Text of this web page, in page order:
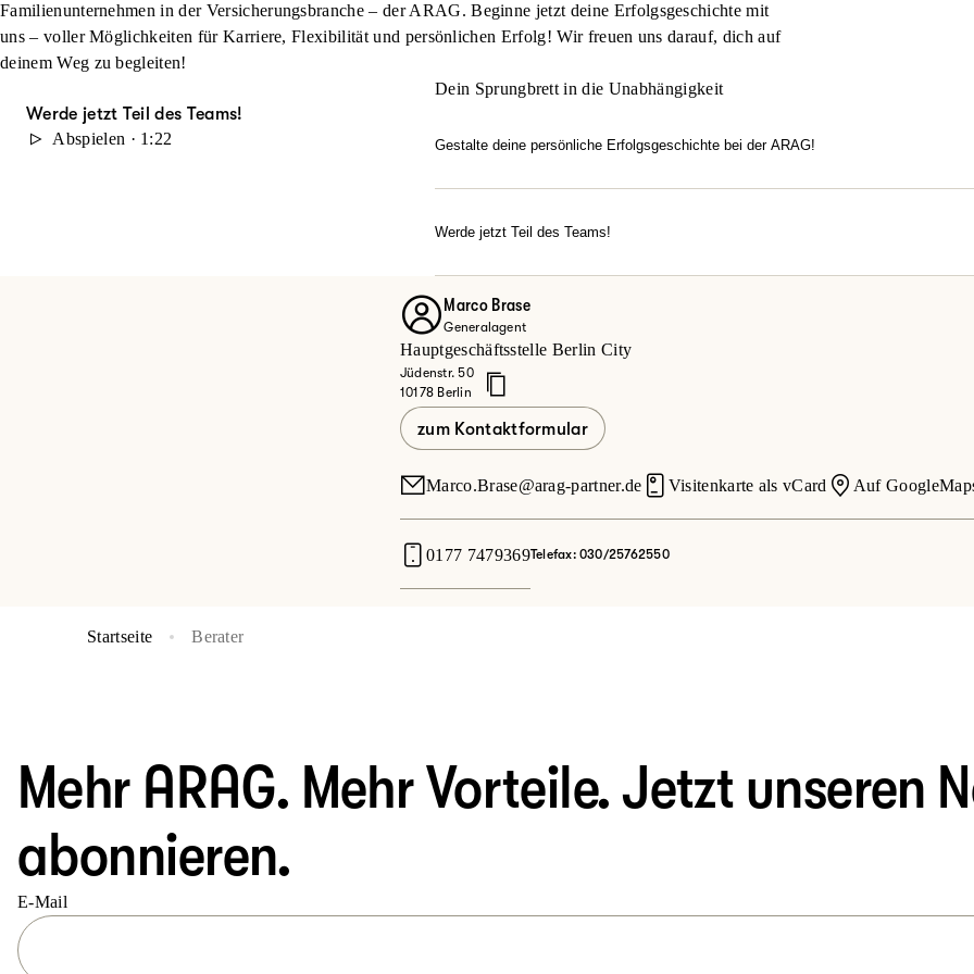
Familienunternehmen in der Versicherungsbranche – der ARAG. Beginne jetzt deine Erfolgsgeschichte mit
uns – voller Möglichkeiten für Karriere, Flexibilität und persönlichen Erfolg! Wir freuen uns darauf, dich auf
deinem Weg zu begleiten!
Werde jetzt Teil des Teams!
Abspielen · 1:22
Dein Sprungbrett in die Unabhängigkeit
Gestalte deine persönliche Erfolgsgeschichte bei der ARAG!
Karrierechancen?
Werde jetzt Teil des Teams!
Jetzt mehr erfahren
Marco Brase
Generalagent
Hauptgeschäftsstelle Berlin City
Jüdenstr. 50
10178 Berlin
zum Kontaktformular
Marco.Brase@arag-partner.de Visitenkarte als vCard Auf
0177 7479369Telefax: 030/25762550
Startseite Berater
Mehr ARAG. Mehr Vorteile. Jetzt unseren
abonnieren.
E-Mail